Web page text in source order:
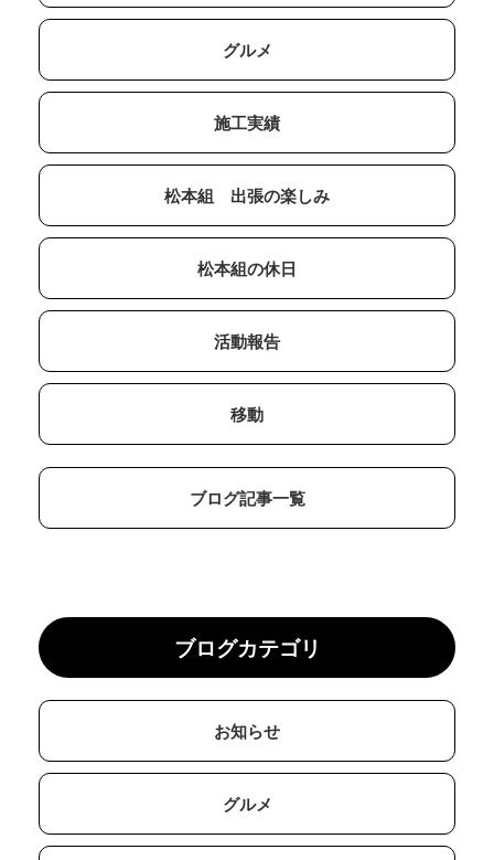
グルメ
施工実績
松本組 出張の楽しみ
松本組の休日
活動報告
移動
ブログ記事一覧
ブログカテゴリ
お知らせ
グルメ